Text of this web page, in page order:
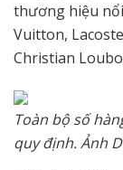
thương hiệu
Vuitton,
Christian
Toàn bộ số
quy định. Ảnh